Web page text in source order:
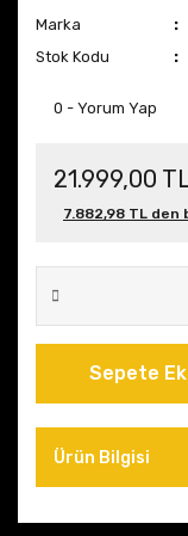
Marka
Stok Kodu
0 - Yorum Yap
21.999,00
7.882,98 TL den
Sepete
Ürün Bilgisi